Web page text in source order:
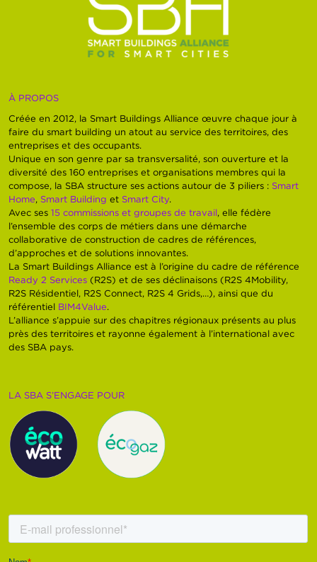
À PROPOS
Créée en 2012, la Smart Buildings Alliance œuvre chaque jour à
faire du smart building un atout au service des territoires, des
entreprises et des occupants.
Unique en son genre par sa transversalité, son ouverture et la
diversité des 160 entreprises et organisations membres qui la
compose, la SBA structure ses actions autour de 3 piliers : Smart
Home, Smart Building et Smart City.
Avec ses15 commissions et groupes de travail, elle fédère
l’ensemble des corps de métiers dans une démarche
collaborative de construction de cadres de références,
d’approches et de solutions innovantes.
La Smart Buildings Alliance est à l’origine du cadre de référence
Ready 2 Services (R2S) et de ses déclinaisons (R2S 4Mobility,
R2S Résidentiel, R2S Connect, R2S 4 Grids,…), ainsi que du
référentiel BIM4Value.
L’alliance s’appuie sur des chapitres régionaux présents au plus
près des territoires et rayonne également à l’international avec
des SBA pays.
LA SBA S’ENGAGE POUR